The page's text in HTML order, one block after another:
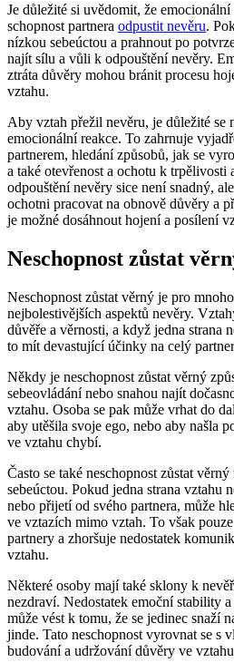
Je důležité si uvědomit, že
schopnost partnera odpustit nevěru.
nízkou sebeúctou a prahnout po
najít sílu a vůli k odpouštění nevěry.
ztráta důvěry mohou bránit procesu
vztahu.
Aby vztah přežil nevěru, je důležité se
emocionální reakce. To zahrnuje
partnerem, hledání způsobů, jak se
a také otevřenost a ochotu k trpělivosti
odpouštění nevěry sice není snadný,
ochotni pracovat na obnově důvěry a
je možné dosáhnout hojení a posílení
Neschopnost zůstat
Neschopnost zůstat věrný je pro
nejbolestivějších aspektů nevěry.
důvěře a věrnosti, a když jedna strana
to mít devastující účinky na celý
Někdy je neschopnost zůstat věrný
sebeovládání nebo snahou najít
vztahu. Osoba se pak může vrhat do
aby utěšila svoje ego, nebo aby našla
ve vztahu chybí.
Často se také neschopnost zůstat
sebeúctou. Pokud jedna strana vztahu
nebo přijetí od svého partnera, může
ve vztazích mimo vztah. To však
partnery a zhoršuje nedostatek
vztahu.
Některé osoby mají také sklony k
nezdraví. Nedostatek emoční stability
může vést k tomu, že se jedinec snaží
jinde. Tato neschopnost vyrovnat se s
budování a udržování důvěry ve